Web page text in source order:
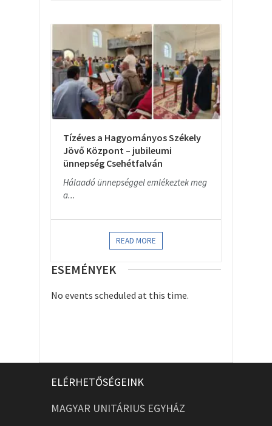
Tízéves a Hagyományos Székely
Jövő Központ – jubileumi
ünnepség Csehétfalván
Hálaadó ünnepséggel emlékeztek meg
a...
READ MORE
ESEMÉNYEK
No events scheduled at this time.
ELÉRHETŐSÉGEINK
MAGYAR UNITÁRIUS EGYHÁZ